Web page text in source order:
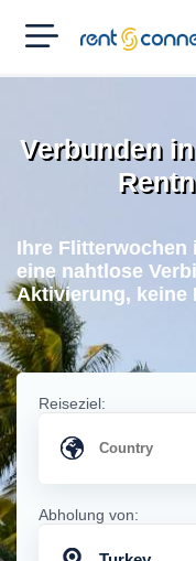
RENT'N
CONNECT
Verbunden
Ihre Flitterwochen
eine nahtlose
Aktivierung, keine
Reiseziel:
Abholung von: